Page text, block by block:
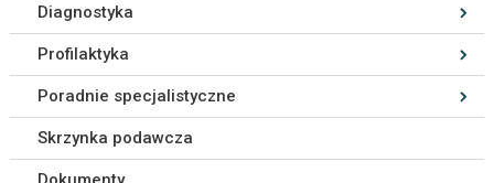
Diagnostyka
Profilaktyka
Poradnie specjalistyczne
Skrzynka podawcza